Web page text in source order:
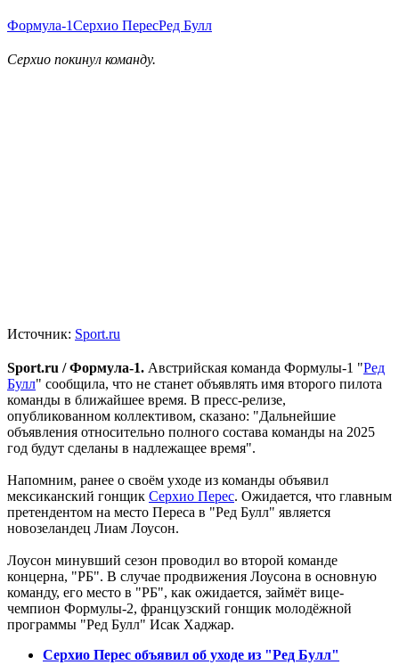
Формула-1Серхио ПересРед Булл
Серхио покинул команду.
Источник: Sport.ru
Sport.ru / Формула-1. Австрийская команда Формулы-1 "Ред
Булл" сообщила, что не станет объявлять имя второго пилота
команды в ближайшее время. В пресс-релизе,
опубликованном коллективом, сказано: "Дальнейшие
объявления относительно полного состава команды на 2025
год будут сделаны в надлежащее время".
Напомним, ранее о своём уходе из команды объявил
мексиканский гонщик Серхио Перес. Ожидается, что главным
претендентом на место Переса в "Ред Булл" является
новозеландец Лиам Лоусон.
Лоусон минувший сезон проводил во второй команде
концерна, "РБ". В случае продвижения Лоусона в основную
команду, его место в "РБ", как ожидается, займёт вице-
чемпион Формулы-2, французский гонщик молодёжной
программы "Ред Булл" Исак Хаджар.
Серхио Перес объявил об уходе из "Ред Булл"